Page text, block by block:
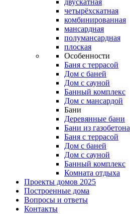
двускатная
четырёхскатная
комбинированная
мансардная
полумансардная
плоская
Особенности
Баня с террасой
Дом с баней
Дом с сауной
Банный комплекс
Дом с мансардой
Бани
Деревянные бани
Бани из газобетона
Баня с террасой
Дом с баней
Дом с сауной
Банный комплекс
Комната отдыха
Проекты домов 2025
Построенные дома
Вопросы и ответы
Контакты